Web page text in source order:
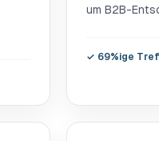
um B2B-
✓ 69%ige